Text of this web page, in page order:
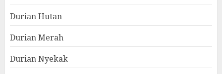
Durian Hutan
Durian Merah
Durian Nyekak